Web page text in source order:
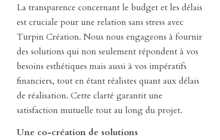
La transparence concernant le budget et les délais
est cruciale pour une relation sans stress avec
Turpin Création. Nous nous engageons à fournir
des solutions qui non seulement répondent à vos
besoins esthétiques mais aussi à vos impératifs
financiers, tout en étant réalistes quant aux délais
de réalisation. Cette clarté garantit une
satisfaction mutuelle tout au long du projet.
Une co-création de solutions